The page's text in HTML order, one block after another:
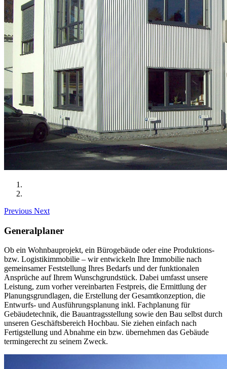
Previous Next
Generalplaner
Ob ein Wohnbauprojekt, ein Bürogebäude oder eine Produktions-
bzw. Logistikimmobilie – wir entwickeln Ihre Immobilie nach
gemeinsamer Feststellung Ihres Bedarfs und der funktionalen
Ansprüche auf Ihrem Wunschgrundstück. Dabei umfasst unsere
Leistung, zum vorher vereinbarten Festpreis, die Ermittlung der
Planungsgrundlagen, die Erstellung der Gesamtkonzeption, die
Entwurfs- und Ausführungsplanung inkl. Fachplanung für
Gebäudetechnik, die Bauantragsstellung sowie den Bau selbst durch
unseren Geschäftsbereich Hochbau. Sie ziehen einfach nach
Fertigstellung und Abnahme ein bzw. übernehmen das Gebäude
termingerecht zu seinem Zweck.